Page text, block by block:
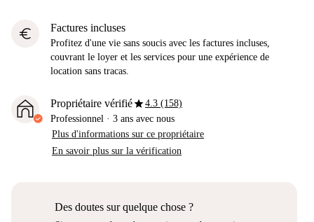
euro Factures incluses
Profitez d'une vie sans soucis avec les factures incluses,
couvrant le loyer et les services pour une expérience de
location sans tracas.
Propriétaire vérifiéstar4.3 (158)
Professionnel · 3 ans avec nous
Plus d'informations sur ce propriétaire
En savoir plus sur la vérification
Des doutes sur quelque chose ?